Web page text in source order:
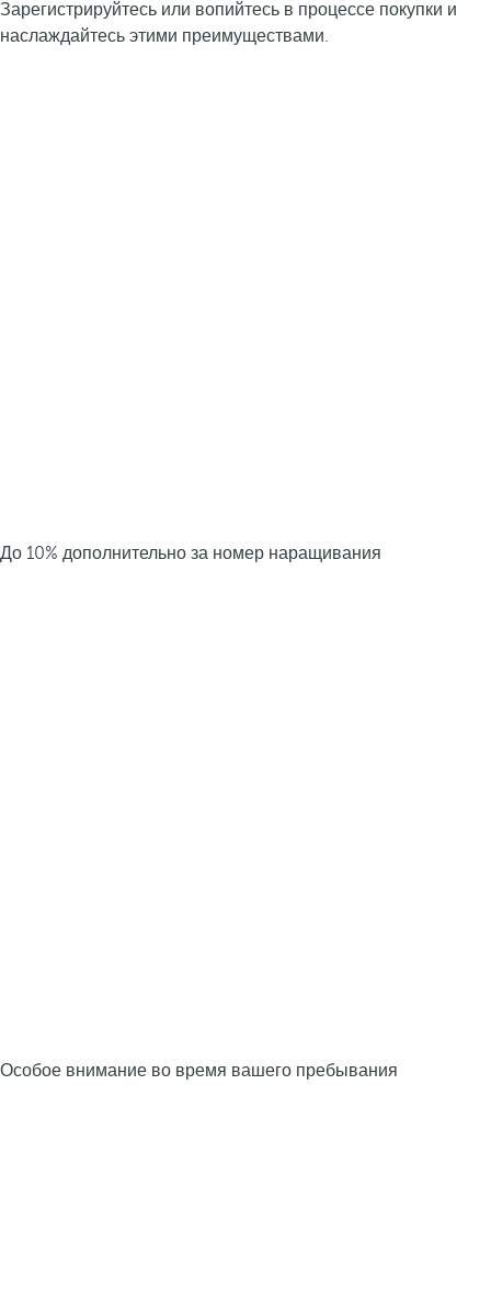
Зарегистрируйтесь или вопийтесь в процессе покупки и
наслаждайтесь этими преимуществами.
До 10% дополнительно за номер наращивания
Особое внимание во время вашего пребывания